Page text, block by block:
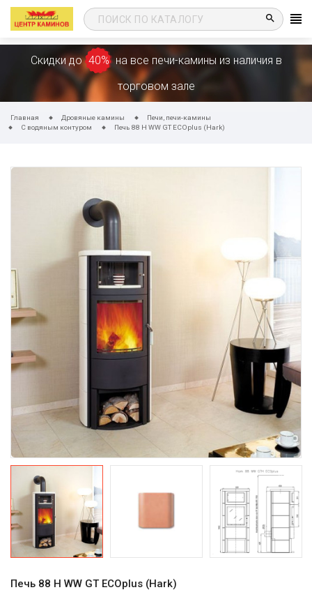
search
Скидки до 40% на все печи-камины из наличия в
торговом зале
Главная Дровяные камины
Печи, печи-камины
С водяным контуром
Печь 88 H WW GT ECOplus (Hark)
Печь 88 H WW GT ECOplus (Hark)